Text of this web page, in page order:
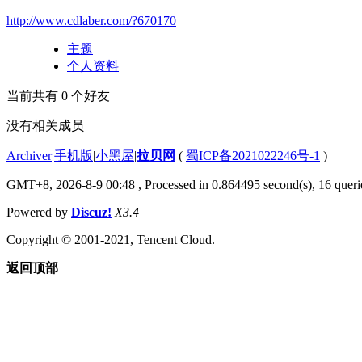
http://www.cdlaber.com/?670170
主题
个人资料
当前共有 0 个好友
没有相关成员
Archiver|手机版|小黑屋|拉贝网 ( 蜀ICP备2021022246号-1 )
GMT+8, 2026-8-9 00:48 , Processed in 0.864495 second(s), 16
Powered by Discuz! X3.4
Copyright © 2001-2021, Tencent Cloud.
返回顶部